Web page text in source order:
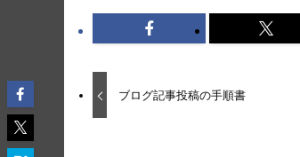
ブログ記事投稿の手順書